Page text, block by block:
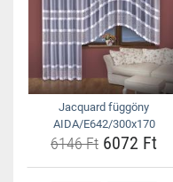
Jacquard függöny
AIDA/E642/300x170
6146 Ft 6072 Ft